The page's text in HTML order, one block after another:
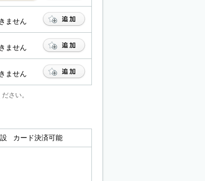
ません
ません
ません
さい。
カード決済可能